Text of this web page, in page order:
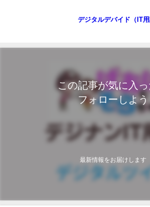
デジタルデバイド（IT用
この記事が気に入っ
フォローしよう
最新情報をお届けします